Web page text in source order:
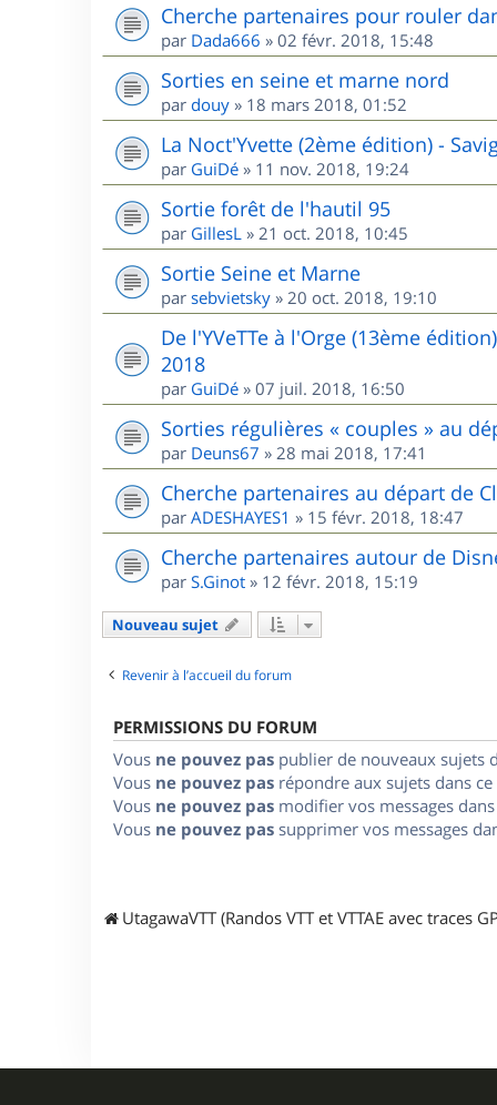
Cherche partenaires pour rouler
par Dada666 » 02 févr. 2018, 15:48
Sorties en seine et marne nord
par douy » 18 mars 2018, 01:52
La Noct'Yvette (2ème édition) -
par GuiDé » 11 nov. 2018, 19:24
Sortie forêt de l'hautil 95
par GillesL » 21 oct. 2018, 10:45
Sortie Seine et Marne
par sebvietsky » 20 oct. 2018, 19:10
De l'YVeTTe à l'Orge (13ème
2018
par GuiDé » 07 juil. 2018, 16:50
Sorties régulières « couples » au
par Deuns67 » 28 mai 2018, 17:41
Cherche partenaires au départ de
par ADESHAYES1 » 15 févr. 2018, 18:47
Cherche partenaires autour de
par S.Ginot » 12 févr. 2018, 15:19
Nouveau sujet
Revenir à l’accueil du forum
PERMISSIONS DU FORUM
Vous ne pouvez pas publier de nouveaux sujets
Vous ne pouvez pas répondre aux sujets dans
Vous ne pouvez pas modifier vos messages
Vous ne pouvez pas supprimer vos messages
UtagawaVTT (Randos VTT et VTTAE avec traces